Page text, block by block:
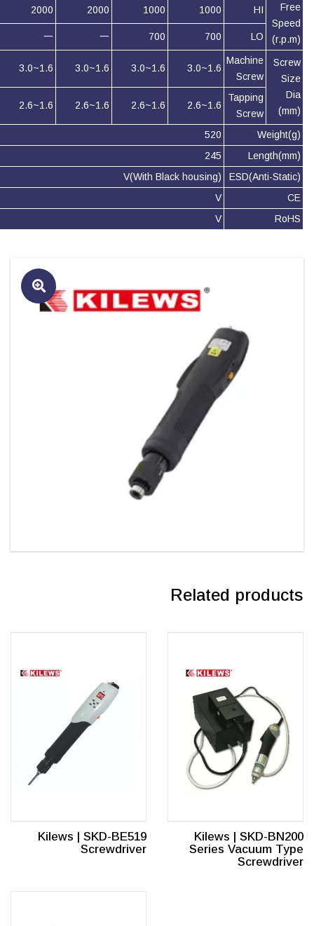
Free
Speed
(r.p.m)
HI
1000
1000
2000
2000
LO
700
700
一
一
Screw
Size
Dia
(mm)
Machine
Screw
1.6~3.0
1.6~3.0
1.6~3.0
1.6~3.0
Tapping
Screw
1.6~2.6
1.6~2.6
1.6~2.6
1.6~2.6
Weight(g)
520
Length(mm)
245
ESD(Anti-Static)
V(With Black housing)
CE
V
RoHS
V
🔍
Related products
Kilews | SKD-BN200
Series Vacuum Type
Screwdriver
Kilews | SKD-BE519
Screwdriver